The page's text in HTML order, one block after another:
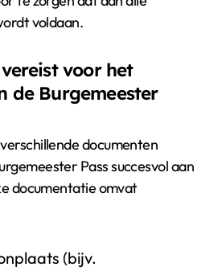
voldaan.
voor het
de Burgemeester
documenten
Pass succesvol aan
documentatie omvat
(bijv.